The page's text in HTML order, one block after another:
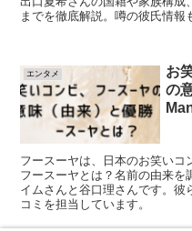
までを徹底解説。噂の彼氏情報
エンタメ
お
の
フースーヤは、日本のお笑いコ
フースーヤとは？名前の由来を
イムさんと谷口理さんです。彼
コミを担当しています。